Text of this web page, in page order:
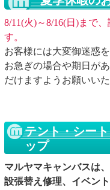
8/11(火)～8/16(日)まで
す。
お客様には大変御迷惑
お急ぎの場合や期日が
だけますようお願いいた
テント・シー
ップ
マルヤマキャンバスは
設張替え修理、イベン